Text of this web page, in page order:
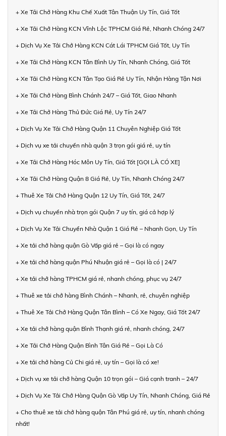
+ Xe Tải Chở Hàng Khu Chế Xuất Tân Thuận Uy Tín, Giá Tốt
+ Xe Tải Chở Hàng KCN Vĩnh Lộc TPHCM Giá Rẻ, Nhanh Chóng 24/7
+ Dịch Vụ Xe Tải Chở Hàng KCN Cát Lái TPHCM Giá Tốt, Uy Tín
+ Xe Tải Chở Hàng KCN Tân Bình Uy Tín, Nhanh Chóng, Giá Tốt
+ Xe Tải Chở Hàng KCN Tân Tạo Giá Rẻ Uy Tín, Nhận Hàng Tận Nơi
+ Xe Tải Chở Hàng Bình Chánh 24/7 – Giá Tốt, Giao Nhanh
+ Xe Tải Chở Hàng Thủ Đức Giá Rẻ, Uy Tín 24/7
+ Dịch Vụ Xe Tải Chở Hàng Quận 11 Chuyên Nghiệp Giá Tốt
+ Dịch vụ xe tải chuyển nhà quận 3 trọn gói giá rẻ, uy tín
+ Xe Tải Chở Hàng Hóc Môn Uy Tín, Giá Tốt [GỌI LÀ CÓ XE]
+ Xe Tải Chở Hàng Quận 8 Giá Rẻ, Uy Tín, Nhanh Chóng 24/7
+ Thuê Xe Tải Chở Hàng Quận 12 Uy Tín, Giá Tốt, 24/7
+ Dịch vụ chuyển nhà trọn gói Quận 7 uy tín, giá cả hợp lý
+ Dịch Vụ Xe Tải Chuyển Nhà Quận 1 Giá Rẻ – Nhanh Gọn, Uy Tín
+ Xe tải chở hàng quận Gò Vấp giá rẻ – Gọi là có ngay
+ Xe tải chở hàng quận Phú Nhuận giá rẻ – Gọi là có | 24/7
+ Xe tải chở hàng TPHCM giá rẻ, nhanh chóng, phục vụ 24/7
+ Thuê xe tải chở hàng Bình Chánh – Nhanh, rẻ, chuyên nghiệp
+ Thuê Xe Tải Chở Hàng Quận Tân Bình – Có Xe Ngay, Giá Tốt 24/7
+ Xe tải chở hàng quận Bình Thạnh giá rẻ, nhanh chóng, 24/7
+ Xe Tải Chở Hàng Quận Bình Tân Giá Rẻ – Gọi Là Có
+ Xe tải chở hàng Củ Chi giá rẻ, uy tín – Gọi là có xe!
+ Dịch vụ xe tải chở hàng Quận 10 trọn gói – Giá cạnh tranh – 24/7
+ Dịch Vụ Xe Tải Chở Hàng Quận Gò Vấp Uy Tín, Nhanh Chóng, Giá Rẻ
+ Cho thuê xe tải chở hàng quận Tân Phú giá rẻ, uy tín, nhanh chóng
nhất!